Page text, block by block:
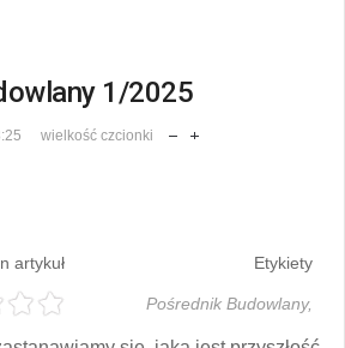
1/2025
wielkość czcionki
artykuł Etykiety
Pośrednik Budowlany,